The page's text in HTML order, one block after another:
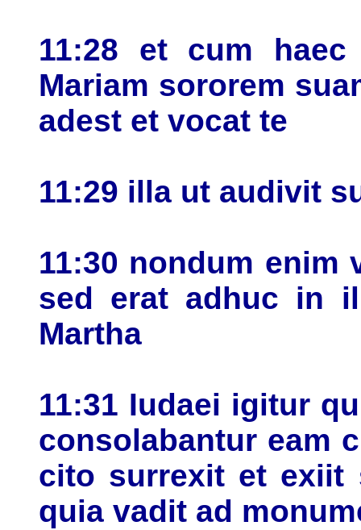
11:28 et cum
Mariam sororem
adest et vocat te
11:29 illa ut audivit
11:30 nondum enim
sed erat adhuc in
Martha
11:31 Iudaei igitur
consolabantur eam
cito surrexit et exiit
quia vadit ad